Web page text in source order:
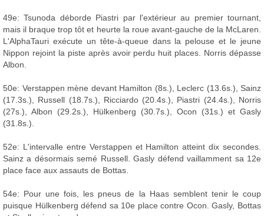
49e: Tsunoda déborde Piastri par l'extérieur au premier tournant,
mais il braque trop tôt et heurte la roue avant-gauche de la McLaren.
L'AlphaTauri exécute un tête-à-queue dans la pelouse et le jeune
Nippon rejoint la piste après avoir perdu huit places. Norris dépasse
Albon.
50e: Verstappen mène devant Hamilton (8s.), Leclerc (13.6s.), Sainz
(17.3s.), Russell (18.7s.), Ricciardo (20.4s.), Piastri (24.4s.), Norris
(27s.), Albon (29.2s.), Hülkenberg (30.7s.), Ocon (31s.) et Gasly
(31.8s.).
52e: L'intervalle entre Verstappen et Hamilton atteint dix secondes.
Sainz a désormais semé Russell. Gasly défend vaillamment sa 12e
place face aux assauts de Bottas.
54e: Pour une fois, les pneus de la Haas semblent tenir le coup
puisque Hülkenberg défend sa 10e place contre Ocon. Gasly, Bottas